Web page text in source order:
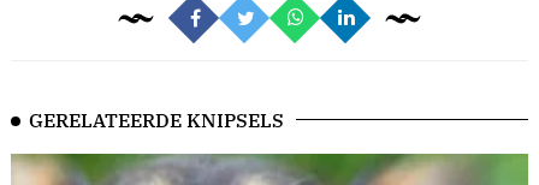
GERELATEERDE KNIPSELS